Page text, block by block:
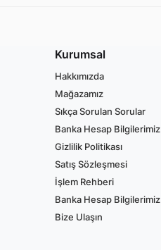
Kurumsal
Hakkımızda
Mağazamız
Sıkça Sorulan Sorular
Banka Hesap Bilgilerimiz
Gizlilik Politikası
Satış Sözleşmesi
İşlem Rehberi
Banka Hesap Bilgilerimiz
Bize Ulaşın